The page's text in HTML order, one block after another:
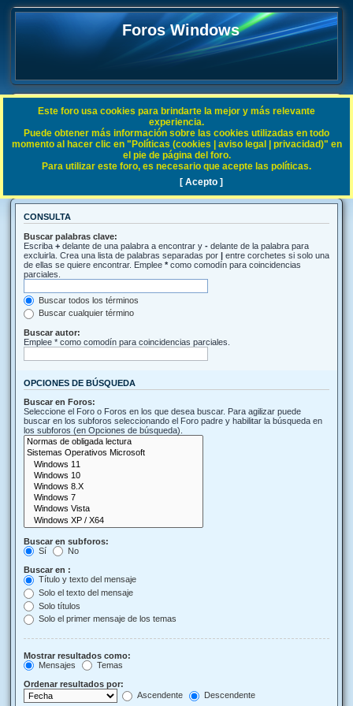
Foros Windows
FAQ
Índice general Buscar
Buscar
CONSULTA
Buscar palabras clave:
Escriba + delante de una palabra a encontrar y - delante de la palabra para
excluirla. Crea una lista de palabras separadas por | entre corchetes si solo una
de ellas se quiere encontrar. Emplee * como comodín para coincidencias
parciales.
Buscar todos los términos
Buscar cualquier término
Buscar autor:
Emplee * como comodín para coincidencias parciales.
OPCIONES DE BÚSQUEDA
Buscar en Foros:
Seleccione el Foro o Foros en los que desea buscar. Para agilizar puede
buscar en los subforos seleccionando el Foro padre y habilitar la búsqueda en
los subforos (en Opciones de búsqueda).
Buscar en subforos:
Sí
No
Buscar en :
Título y texto del mensaje
Solo el texto del mensaje
Solo títulos
Solo el primer mensaje de los temas
Mostrar resultados como:
Mensajes
Temas
Ordenar resultados por:
Ascendente
Descendente
Este foro usa cookies para brindarte la mejor y más relevante
experiencia.
Puede obtener más información sobre las cookies utilizadas en todo
momento al hacer clic en "Políticas (cookies | aviso legal | privacidad)" en
el pie de página del foro.
Para utilizar este foro, es necesario que acepte las políticas.
[ Acepto ]